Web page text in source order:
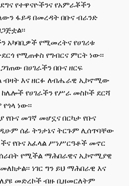
የተዋናዮችንና የአምራቾችን
ፋይዳ በመረዳት በቡና ብራንድ
አካባቢዎች የሚመረትና የሀገሪቱ
የሚጠቀስ የግብርና ምርት ነው፡፡
በሀገራችን በቡና ዘርፍ
ብዛት እና ዘርፉ ለብሔራዊ ኢኮኖሚው
የሀገራችን የሥራ መስኮች ደርሻ
ነው፡፡
መገኛ መሆኗና በርካታ የቡና
ሰፊ ትንታኔና ትርጉም ሊሰጥባቸው
የቡና አፈላል ሥነሥርዓቶች መኖር
የሚችል ማሕበራዊና ኢኮኖሚያዊ
ነገር ግን ይህ ማሕበራዊ እና
መድረኮች ብዙ ቢዘመርለትም